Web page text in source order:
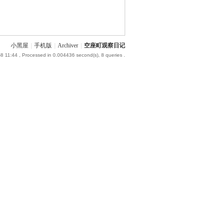
小黑屋 手机版 Archiver 空座町观察日记
11:44 , Processed in 0.004436 second(s), 8 queries .